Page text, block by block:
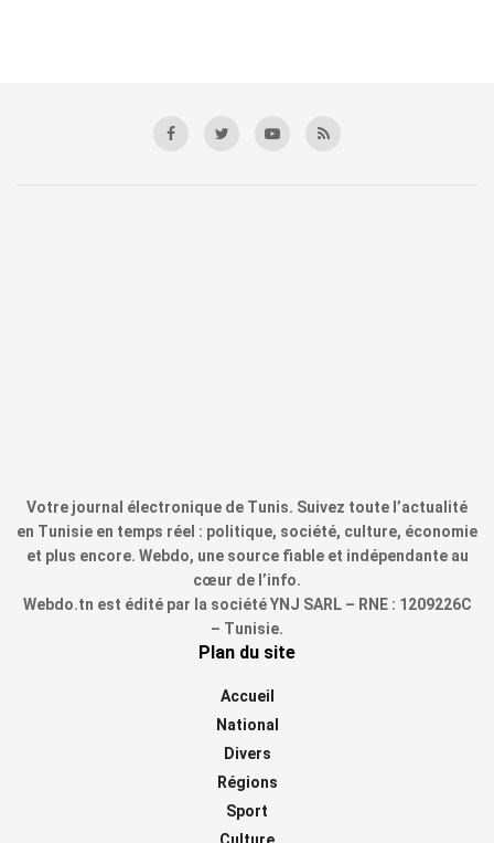
Votre journal électronique de Tunis. Suivez toute l’actualité
en Tunisie en temps réel : politique, société, culture, économie
et plus encore. Webdo, une source fiable et indépendante au
cœur de l’info.
Webdo.tn est édité par la société YNJ SARL – RNE : 1209226C
– Tunisie.
Plan du site
Accueil
National
Divers
Régions
Sport